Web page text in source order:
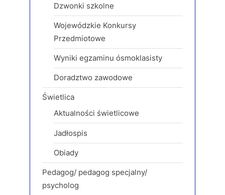
Dzwonki szkolne
Wojewódzkie Konkursy
Przedmiotowe
Wyniki egzaminu ósmoklasisty
Doradztwo zawodowe
Świetlica
Aktualności świetlicowe
Jadłospis
Obiady
Pedagog/ pedagog specjalny/
psycholog